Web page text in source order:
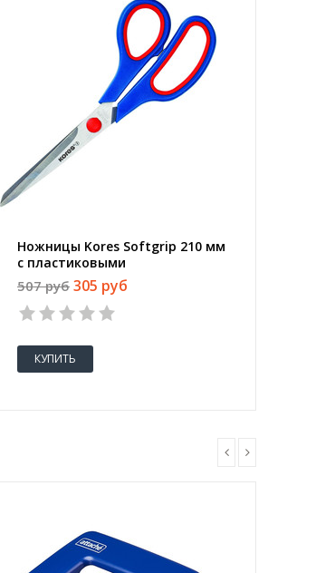
Ножницы Kores Softgrip 210 мм
с пластиковыми
прорезиненными
анатомическими ручками
507 руб 305 руб
КУПИТЬ